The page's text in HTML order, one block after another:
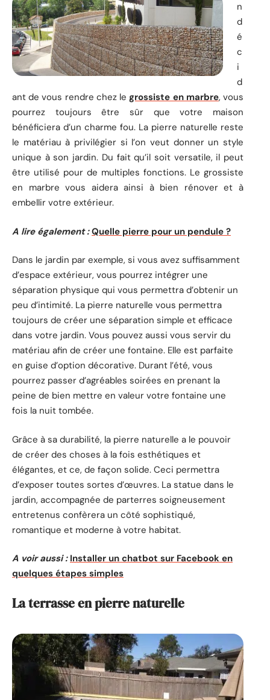
n
d
é
c
i
d
ant de vous rendre chez legrossiste en marbre, vous
pourrez toujours être sûr que votre maison
bénéficiera d’un charme fou. La pierre naturelle reste
le matériau à privilégier si l’on veut donner un style
unique à son jardin. Du fait qu’il soit versatile, il peut
être utilisé pour de multiples fonctions. Le grossiste
en marbre vous aidera ainsi à bien rénover et à
embellir votre extérieur.
A lire également : Quelle pierre pour un pendule ?
Dans le jardin par exemple, si vous avez suffisamment
d’espace extérieur, vous pourrez intégrer une
séparation physique qui vous permettra d’obtenir un
peu d’intimité. La pierre naturelle vous permettra
toujours de créer une séparation simple et efficace
dans votre jardin. Vous pouvez aussi vous servir du
matériau afin de créer une fontaine. Elle est parfaite
en guise d’option décorative. Durant l’été, vous
pourrez passer d’agréables soirées en prenant la
peine de bien mettre en valeur votre fontaine une
fois la nuit tombée.
Grâce à sa durabilité, la pierre naturelle a le pouvoir
de créer des choses à la fois esthétiques et
élégantes, et ce, de façon solide. Ceci permettra
d’exposer toutes sortes d’œuvres. La statue dans le
jardin, accompagnée de parterres soigneusement
entretenus confèrera un côté sophistiqué,
romantique et moderne à votre habitat.
A voir aussi : Installer un chatbot sur Facebook en
quelques étapes simples
La terrasse en pierre naturelle